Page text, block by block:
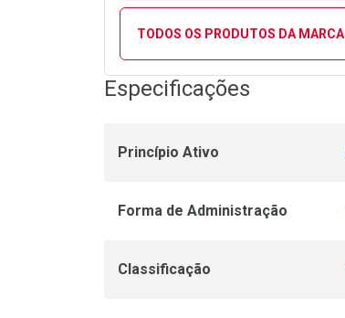
TODOS OS PRODUTOS DA MARCA
Especificações
Princípio Ativo
Forma de Administração
Classificação